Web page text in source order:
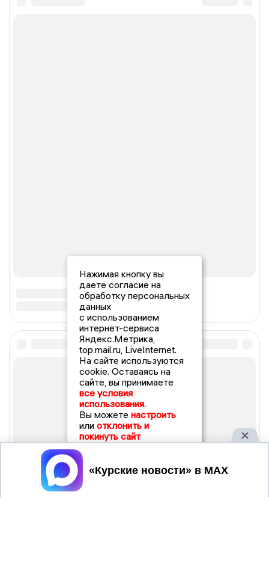
Нажимая кнопку вы
даете согласие на
обработку персональных
данных
с использованием
интернет-сервиса
Яндекс.Метрика,
top.mail.ru, LiveInternet.
На сайте используются
cookie. Оставаясь на
сайте, вы принимаете
все условия
использования.
Вы можете настроить
или отклонить и
покинуть сайт
Принять